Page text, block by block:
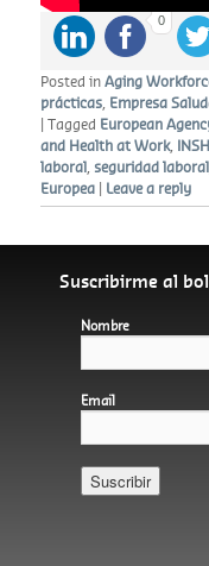
0
Posted in Aging
prácticas Empresa
|Tagged European
and Health at Work,
laboral seguridad laboral
Europea
Leave a reply
Suscribirme al
Nombre
Email
Español